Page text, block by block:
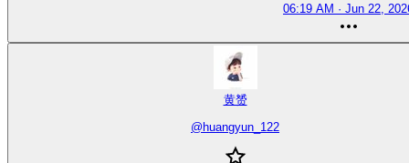
06:19 AM · Jun 22,
黄赟
@ huangyun_122